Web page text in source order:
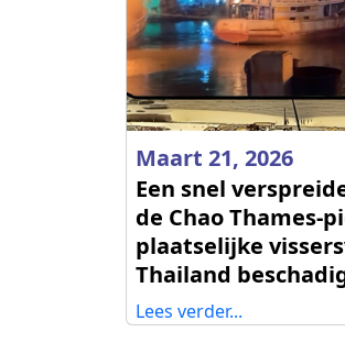
Maart 21, 2026
Een snel
de Chao Thames-
plaatselijke
Thailand
Lees verder...